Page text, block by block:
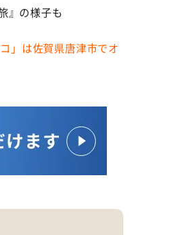
』の様子も
」は佐賀県唐津市でオ